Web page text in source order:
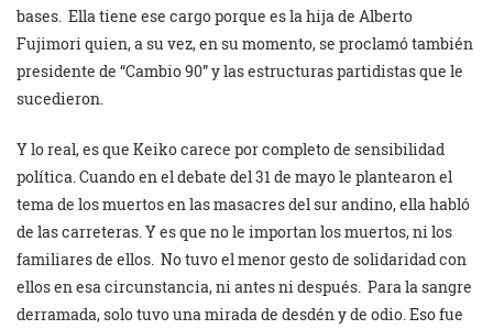
bases. Ella tiene ese cargo porque es la hija de Alberto
Fujimori quien, a su vez, en su momento, se proclamó también
presidente de “Cambio 90” y las estructuras partidistas que le
sucedieron.
Y lo real, es que Keiko carece por completo de sensibilidad
política. Cuando en el debate del 31 de mayo le plantearon el
tema de los muertos en las masacres del sur andino, ella habló
de las carreteras. Y es que no le importan los muertos, ni los
familiares de ellos. No tuvo el menor gesto de solidaridad con
ellos en esa circunstancia, ni antes ni después. Para la sangre
derramada, solo tuvo una mirada de desdén y de odio. Eso fue